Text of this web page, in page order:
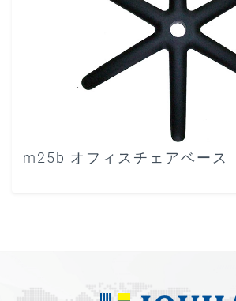
m25b オフィスチェアベース